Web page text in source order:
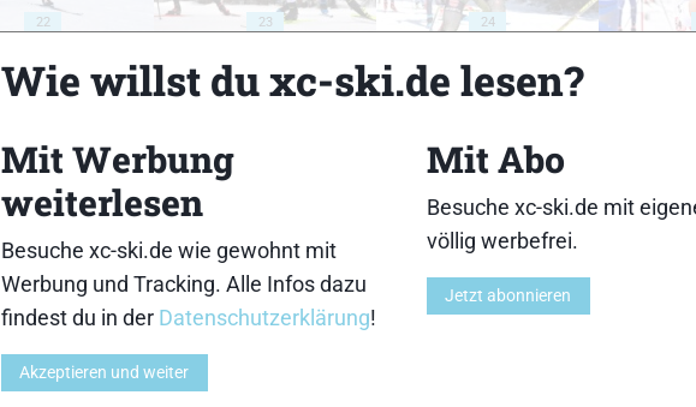
22 23 24
27 29
32
Wie willst du xc-ski.de lesen?
Mit Werbung
weiterlesen
Besuche xc-ski.de wie gewohnt mit
Werbung und Tracking. Alle Infos dazu
findest du in der Datenschutzerklärung!
Akzeptieren und weiter
Mit Abo
Besuche xc-ski.de mit
völlig werbefrei.
Jetzt abonnieren